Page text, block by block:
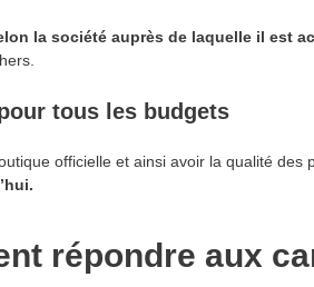
la société auprès de laquelle il est
tous les budgets
officielle et ainsi avoir la qualité des
répondre aux